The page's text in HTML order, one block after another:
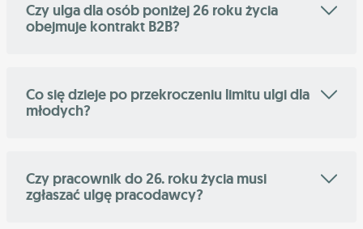
Czy ulga dla osób poniżej 26 roku życia
obejmuje kontrakt B2B?
Co się dzieje po przekroczeniu limitu ulgi dla
młodych?
Czy pracownik do 26. roku życia musi
zgłaszać ulgę pracodawcy?